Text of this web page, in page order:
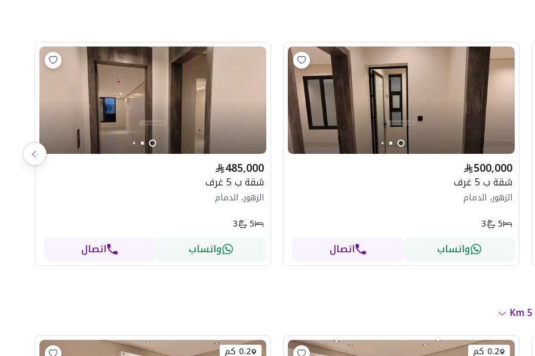
500,000
شقة ب 5 غرف
الزهور، الدمام
5
3
واتساب اتصال
485,000
شقة ب 5 غرف
الزهور، الدمام
5
3
واتساب اتصال
5
Km
0.2 كم 0.2 كم